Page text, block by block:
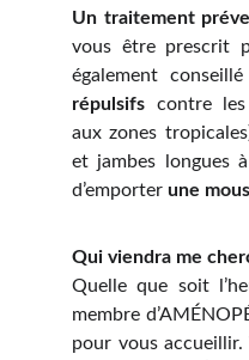
Un traitement
vous être prescrit
également
répulsifs contre les
aux zones
et jambes longues
d’emporter une
Qui viendra me
Quelle que soit
membre
pour vous accueillir.